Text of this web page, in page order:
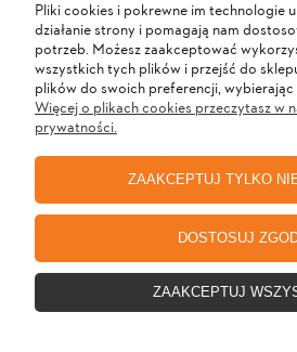
MOJE
PŁATNOŚCI I
INFORMACJE
O NAS
Pliki cookies i pokrewne im technologie
działanie strony i pomagają nam
potrzeb. Możesz zaakceptować
wszystkich tych plików i przejść do
plików do swoich preferencji,
Więcej o plikach cookies przeczytasz w
prywatności.
ZAAKCEPTUJ TYLKO
DOSTOSUJ
ZAAKCEPTUJ